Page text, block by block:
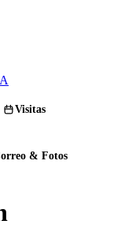
Visitas
& Fotos